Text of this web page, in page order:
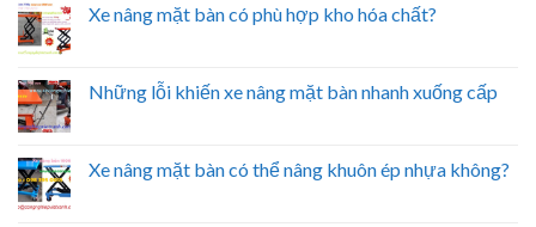
Xe nâng mặt bàn có phù hợp kho hóa chất?
Những lỗi khiến xe nâng mặt bàn nhanh xuống cấp
Xe nâng mặt bàn có thể nâng khuôn ép nhựa không?